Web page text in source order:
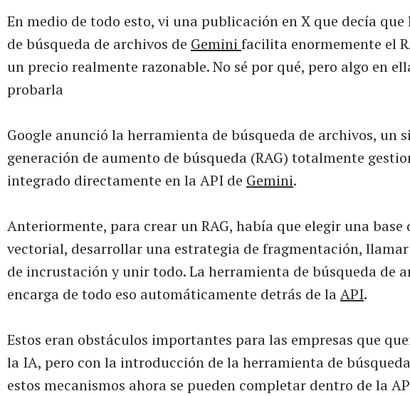
En medio de todo esto, vi una publicación en X que decía
de búsqueda de archivos de Gemini facilita enormemente el
un precio realmente razonable. No sé por qué, pero algo en
probarla
Google anunció la herramienta de búsqueda de archivos, un
generación de aumento de búsqueda (RAG) totalmente
integrado directamente en la API de Gemini.
Anteriormente, para crear un RAG, había que elegir una base
vectorial, desarrollar una estrategia de fragmentación,
de incrustación y unir todo. La herramienta de búsqueda de
encarga de todo eso automáticamente detrás de laAPI.
Estos eran obstáculos importantes para las empresas que
la IA, pero con la introducción de la herramienta de
estos mecanismos ahora se pueden completar dentro de la